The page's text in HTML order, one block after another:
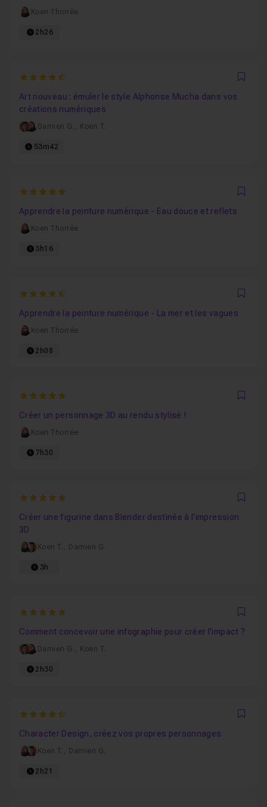
Koen Thorrée
2h26
4.75
Art nouveau : émuler le style Alphonse Mucha dans vos
créations numériques
Damien G. , Koen T.
53m42
5
Apprendre la peinture numérique - Eau douce et reflets
Koen Thorrée
3h16
4.375
Apprendre la peinture numérique - La mer et les vagues
Koen Thorrée
2h08
5
Créer un personnage 3D au rendu stylisé !
Koen Thorrée
7h30
5
Créer une figurine dans Blender destinée à l'impression
3D
Koen T. , Damien G.
3h
5
Comment concevoir une infographie pour créer l'impact ?
Damien G. , Koen T.
2h30
4.8571428571429
Character Design, créez vos propres personnages
Koen T. , Damien G.
2h21